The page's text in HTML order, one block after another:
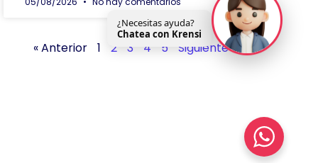
« Anterior 1 2 3 4 5 Siguiente »
¿Necesitas ayuda?
Chatea con Krensi